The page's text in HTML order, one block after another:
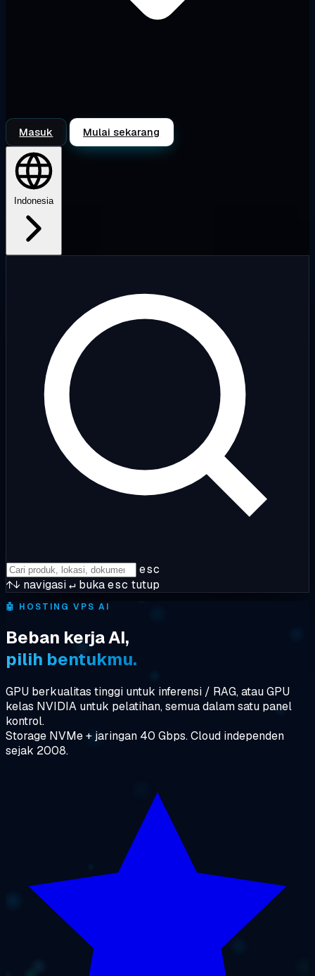
Masuk Mulai sekarang
Indonesia
esc
↑↓ navigasi↵ bukaesc tutup
🤖 HOSTING VPS AI
Beban kerja AI,
pilih bentukmu.
GPU berkualitas tinggi untuk inferensi / RAG, atau GPU
kelas NVIDIA untuk pelatihan, semua dalam satu panel
kontrol.
Storage NVMe + jaringan 40 Gbps. Cloud independen
sejak 2008.